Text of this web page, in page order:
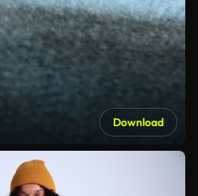
Download